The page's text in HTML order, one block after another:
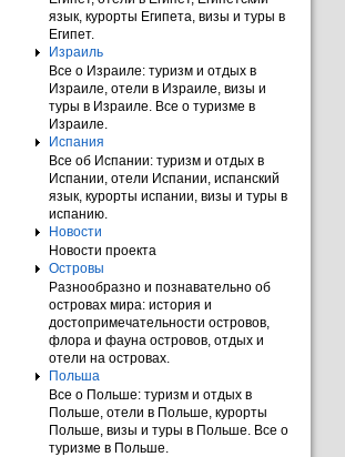
язык, курорты Египета, визы и туры в
Египет.
Израиль
Все о Израиле: туризм и отдых в
Израиле, отели в Израиле, визы и
туры в Израиле. Все о туризме в
Израиле.
Испания
Все об Испании: туризм и отдых в
Испании, отели Испании, испанский
язык, курорты испании, визы и туры в
испанию.
Новости
Новости проекта
Островы
Разнообразно и познавательно об
островах мира: история и
достопримечательности островов,
флора и фауна островов, отдых и
отели на островах.
Польша
Все о Польше: туризм и отдых в
Польше, отели в Польше, курорты
Польше, визы и туры в Польше. Все о
туризме в Польше.